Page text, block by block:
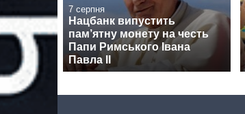
7 серпня
Нацбанк випустить
пам’ятну монету на честь
Папи Римського Івана
Павла II